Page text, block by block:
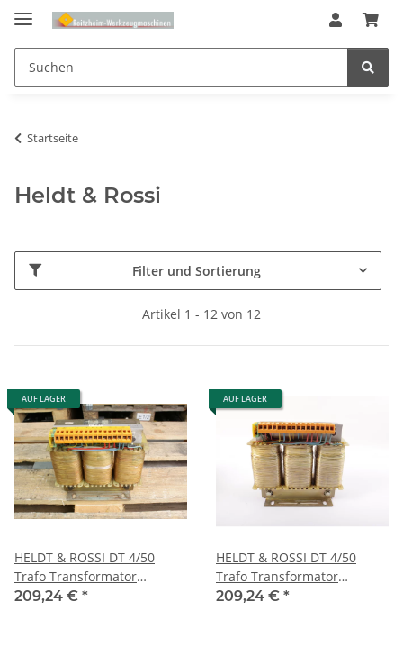
Startseite
Heldt & Rossi
Filter und Sortierung
Artikel 1 - 12 von 12
AUF LAGER
HELDT & ROSSI DT 4/50
Trafo Transformator
prim.380V 2,4A sek.2x18-0-
209,24 € *
AUF LAGER
HELDT & ROSSI DT 4/50
Trafo Transformator
prim.380V 2,4A sek.2x18-0-
209,24 € *